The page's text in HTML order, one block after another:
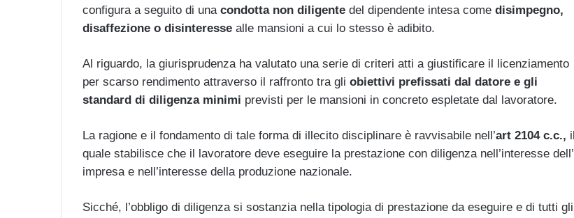
configura a seguito di una condotta non diligente del dipendente intesa come disimpegno,
disaffezione o disinteresse alle mansioni a cui lo stesso è adibito.
Al riguardo, la giurisprudenza ha valutato una serie di criteri atti a giustificare il licenziamento
per scarso rendimento attraverso il raffronto tra gli obiettivi prefissati dal datore e gli
standard di diligenza minimi previsti per le mansioni in concreto espletate dal lavoratore.
La ragione e il fondamento di tale forma di illecito disciplinare è ravvisabile nell’art 2104 c.c., il
quale stabilisce che il lavoratore deve eseguire la prestazione con diligenza nell’interesse dell’
impresa e nell’interesse della produzione nazionale.
Sicché, l’obbligo di diligenza si sostanzia nella tipologia di prestazione da eseguire e di tutti gli